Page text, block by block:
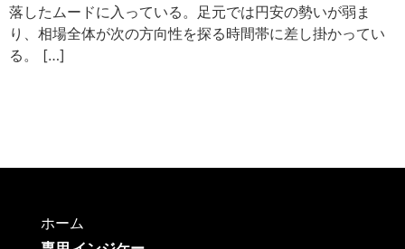
落したムードに入っている。足元では円安の勢いが弱ま
り、相場全体が次の方向性を探る時間帯に差し掛かってい
る。 […]
ホーム